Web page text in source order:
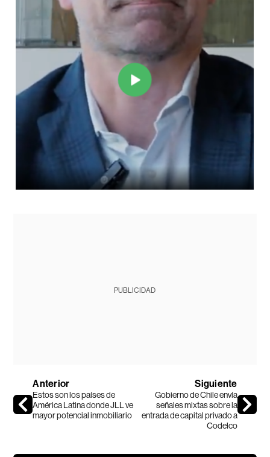
PUBLICIDAD
Anterior
Estos son los países de
América Latina donde JLL ve
mayor potencial inmobiliario
Siguiente
Gobierno de Chile envía
señales mixtas sobre la
entrada de capital privado a
Codelco